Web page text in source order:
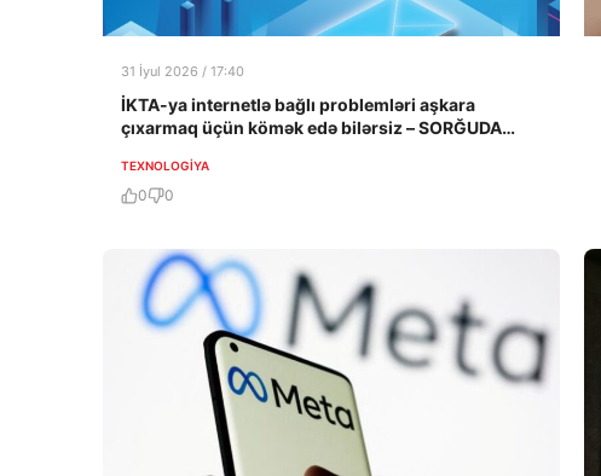
31 İyul 2026 / 17:40
İKTA-ya internetlə bağlı problemləri aşkara
çıxarmaq üçün kömək edə bilərsiz – SORĞUDA
TEXNOLOGIYA
0 0